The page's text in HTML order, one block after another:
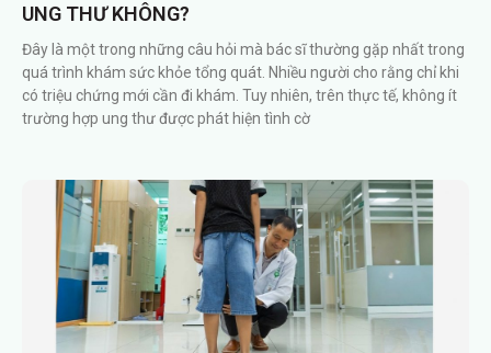
UNG THƯ KHÔNG?
Đây là một trong những câu hỏi mà bác sĩ thường gặp nhất trong
quá trình khám sức khỏe tổng quát. Nhiều người cho rằng chỉ khi
có triệu chứng mới cần đi khám. Tuy nhiên, trên thực tế, không ít
trường hợp ung thư được phát hiện tình cờ